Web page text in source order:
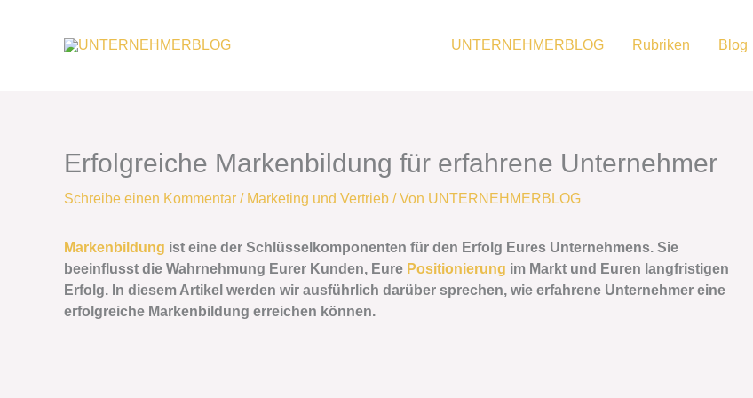
UNTERNEHMERBLOG Rubriken Blog
Erfolgreiche Markenbildung für erfahrene Unternehmer
Schreibe einen Kommentar / Marketing und Vertrieb / Von UNTERNEHMERBLOG
Markenbildung ist eine der Schlüsselkomponenten für den Erfolg Eures Unternehmens. Sie
beeinflusst die Wahrnehmung Eurer Kunden, Eure Positionierung im Markt und Euren langfristigen
Erfolg. In diesem Artikel werden wir ausführlich darüber sprechen, wie erfahrene Unternehmer eine
erfolgreiche Markenbildung erreichen können.